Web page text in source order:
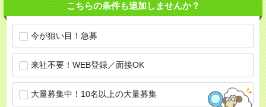
こちらの条件も追加しませんか？
今が狙い目！急募
来社不要！WEB登録／面接OK
大量募集中！10名以上の大量募集